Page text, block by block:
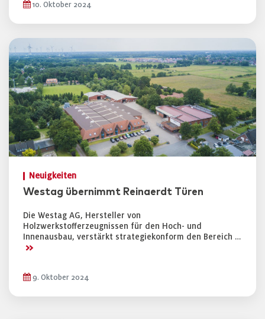
10. Oktober 2024
Neuigkeiten
Westag übernimmt Reinaerdt Türen
Die Westag AG, Hersteller von
Holzwerkstofferzeugnissen für den Hoch- und
Innenausbau, verstärkt strategiekonform den Bereich …
>>
9. Oktober 2024